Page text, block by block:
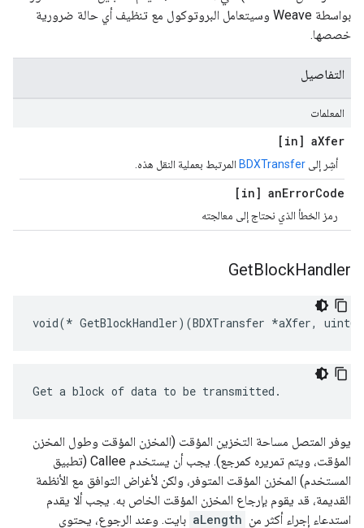
بواسطة Weave وسيتعامل البروتوكول مع تنظيف أي حالة ضرورية
خصصها.
التفاصيل
المعلمات
[in] aXfer
أشِر إلى BDXTransfer المرتبط بعملية النقل هذه.
[in] anErrorCode
رمز الخطأ الذي نحتاج إلى معالجته
GetBlockHandler
void(* GetBlockHandler)(BDXTransfer *aXfer,
Get a block of data to be transmitted.
يوفر المتصل مساحة التخزين المؤقت (المخزن المؤقت وطول المخزن
المؤقت، ويتم تمريره كمرجع). يجب أن يستخدم Callee (تطبيق
المستخدم) المخزن المؤقت المتوفر، ولكن لأغراض التوافق مع الأنظمة
القديمة، قد يقوم بإرجاع المخزن المؤقت الخاص به. يجب ألا يقدم
استدعاء إجراء أكثر من aLength بايت. وعند الرجوع، يحتوي